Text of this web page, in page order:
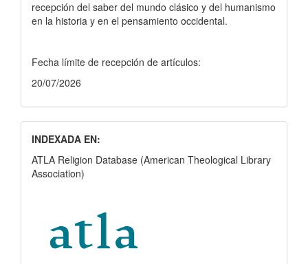
recepción del saber del mundo clásico y del humanismo
en la historia y en el pensamiento occidental.
Fecha límite de recepción de artículos:
20/07/2026
INDEXADA EN:
ATLA Religion Database (American Theological Library
Association)